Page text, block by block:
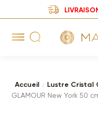
à
au
Accueil Lustre Cristal
GLAMOUR New York 50